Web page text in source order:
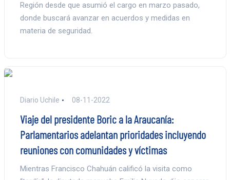
Región desde que asumió el cargo en marzo pasado,
donde buscará avanzar en acuerdos y medidas en
materia de seguridad.
Diario Uchile 08-11-2022
Viaje del presidente Boric a la Araucanía:
Parlamentarios adelantan prioridades incluyendo
reuniones con comunidades y víctimas
Mientras Francisco Chahuán calificó la visita como